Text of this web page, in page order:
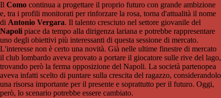
Il Como continua a progettare il proprio futuro con grande ambizione
e, tra i profili monitorati per rinforzare la rosa, torna d'attualità il nome
di Antonio Vergara. Il talento cresciuto nel settore giovanile del
Napoli piace da tempo alla dirigenza lariana e potrebbe rappresentare
uno degli obiettivi più interessanti di questa sessione di mercato.
L'interesse non è certo una novità. Già nelle ultime finestre di mercato
il club lombardo aveva provato a portare il giocatore sulle rive del lago,
trovando però la ferma opposizione del Napoli. La società partenopea
aveva infatti scelto di puntare sulla crescita del ragazzo, considerandolo
una risorsa importante per il presente e soprattutto per il futuro. Oggi,
però, lo scenario potrebbe essere cambiato.